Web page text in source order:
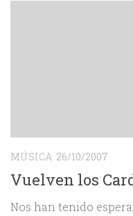
MÚSICA 26/10/2007
Vuelven los
Nos han tenido